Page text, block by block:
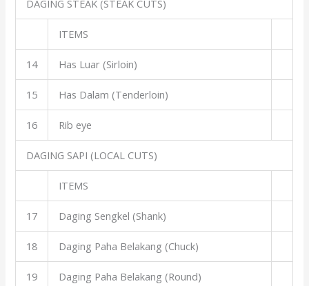
DAGING STEAK (STEAK CUTS)
ITEMS
14 Has Luar (Sirloin)
15 Has Dalam (Tenderloin)
16 Rib eye
DAGING SAPI (LOCAL CUTS)
ITEMS
17 Daging Sengkel (Shank)
18 Daging Paha Belakang (Chuck)
19 Daging Paha Belakang (Round)